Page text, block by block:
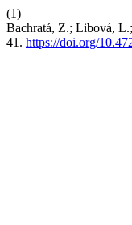
(1)
Bachratá, Z.; Libová,
41. https://doi.org/